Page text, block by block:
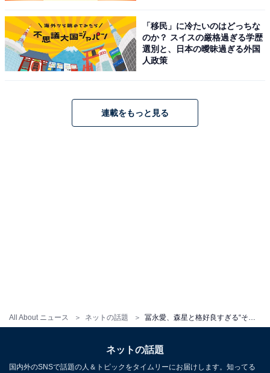
All About ニュース ネットの話題
「移民」に冷たいのはどっちな
のか？ スイスの厳格過ぎる学歴
選別と、日本の曖昧過ぎる外国
人政策
連載をもっと見る
ネットの話題
国内外のSNSで話題の人＆トピックをタイムリーにお届けします。知ってる